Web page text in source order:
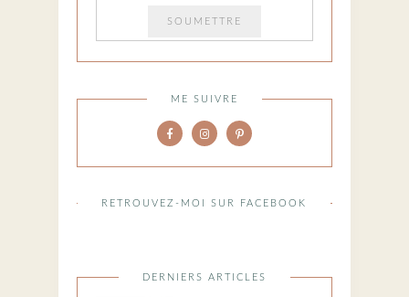
ME SUIVRE
RETROUVEZ-MOI SUR FACEBOOK
DERNIERS ARTICLES